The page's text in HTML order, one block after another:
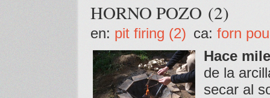
HORNO POZO (2)
en: pit firing (2) ca: forn
Hace
de la
secar al